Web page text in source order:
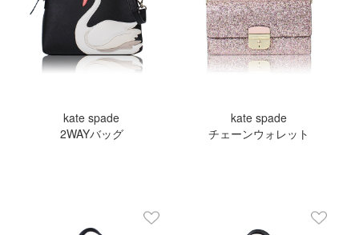
kate spade
2WAYバッグ
kate spade
チェーンウォレット